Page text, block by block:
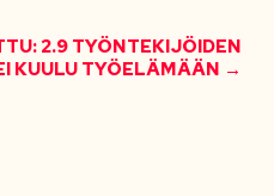
2.9 TYÖNTEKIJÖIDEN
KUULU TYÖELÄMÄÄN →